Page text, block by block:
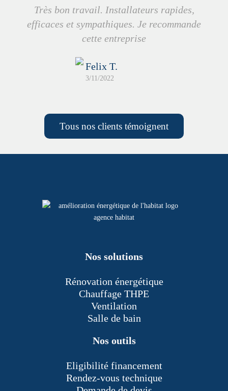
Très bon travail. Installateurs rapides,
efficaces et sympathiques. Je recommande
cette entreprise
Felix T.
3/11/2022
Tous nos clients témoignent
Nos solutions
Rénovation énergétique
Chauffage THPE
Ventilation
Salle de bain
Nos outils
Eligibilité financement
Rendez-vous technique